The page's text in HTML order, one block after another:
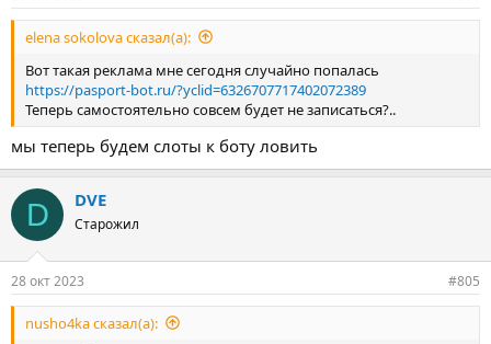
elena sokolova сказал(а):
Вот такая реклама мне сегодня случайно попалась
https://pasport-bot.ru/?yclid=6326707717402072389
Теперь самостоятельно совсем будет не записаться?..
мы теперь будем слоты к боту ловить
D DVE
Старожил
28 окт 2023 #805
nusho4ka сказал(а):